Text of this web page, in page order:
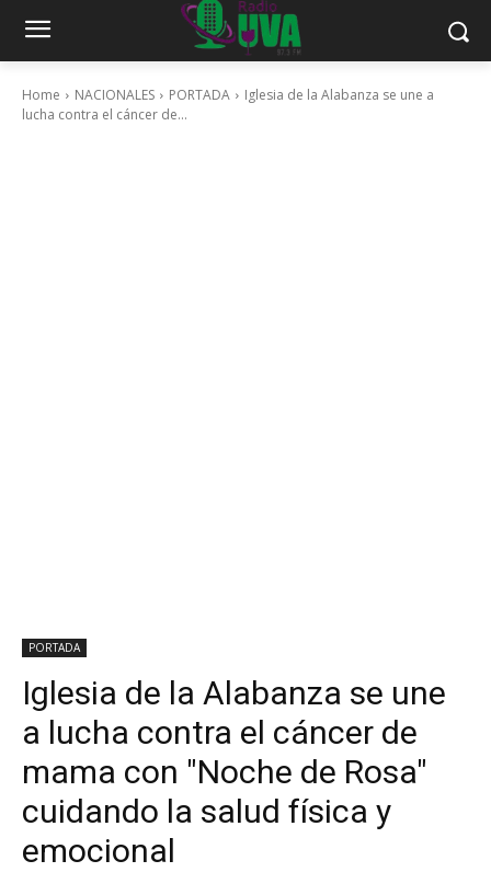
Home NACIONALES PORTADA
Iglesia de la Alabanza se une a
lucha contra el cáncer de...
PORTADA
Iglesia de la Alabanza se une
a lucha contra el cáncer de
mama con "Noche de Rosa"
cuidando la salud física y
emocional